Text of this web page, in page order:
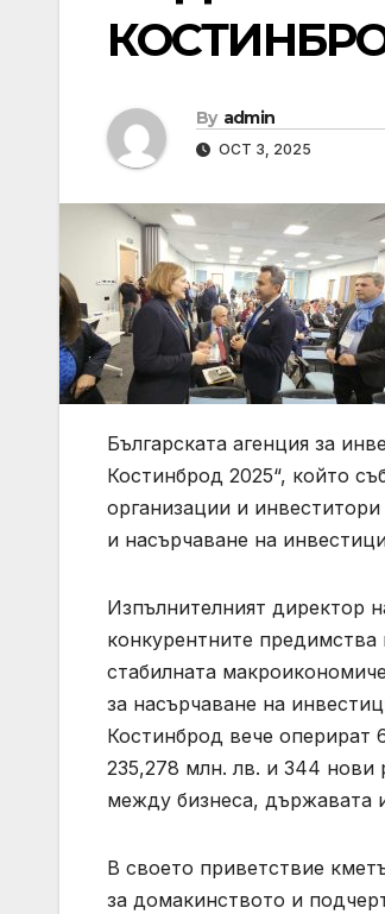
By admin
OCT 3, 2025
Българската агенция за
Костинброд 2025“, който
организации и
и насърчаване на
Изпълнителният директор
конкурентните
стабилната
за насърчаване на
Костинброд вече
235,278 млн. лв. и 344 нови
между бизнеса, държавата
В своето приветствие
за домакинството и